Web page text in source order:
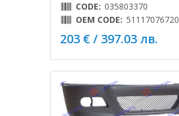
CODE: 035803370
OEM CODE: 51117076720
203 € / 397.03 лв.